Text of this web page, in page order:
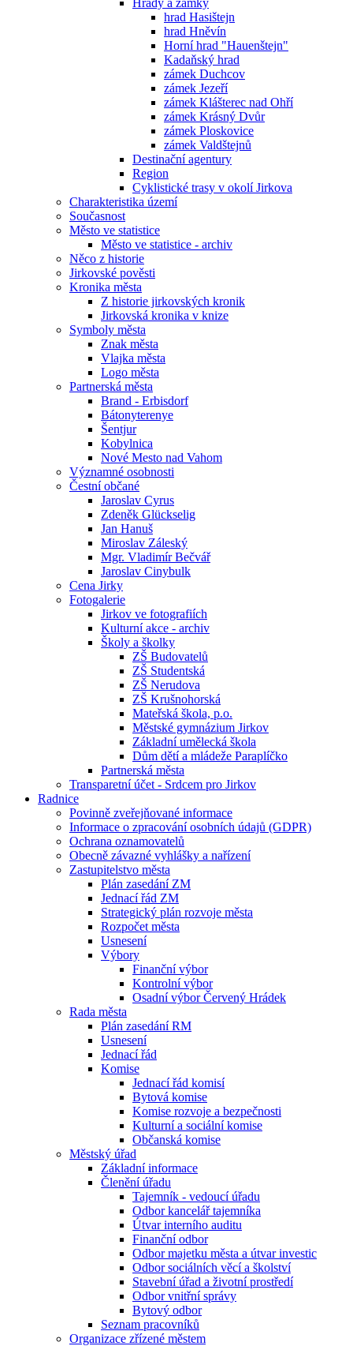
Hrady a zámky
hrad Hasištejn
hrad Hněvín
Horní hrad "Hauenštejn"
Kadaňský hrad
zámek Duchcov
zámek Jezeří
zámek Klášterec nad Ohří
zámek Krásný Dvůr
zámek Ploskovice
zámek Valdštejnů
Destinační agentury
Region
Cyklistické trasy v okolí Jirkova
Charakteristika území
Současnost
Město ve statistice
Město ve statistice - archiv
Něco z historie
Jirkovské pověsti
Kronika města
Z historie jirkovských kronik
Jirkovská kronika v knize
Symboly města
Znak města
Vlajka města
Logo města
Partnerská města
Brand - Erbisdorf
Bátonyterenye
Šentjur
Kobylnica
Nové Mesto nad Vahom
Významné osobnosti
Čestní občané
Jaroslav Cyrus
Zdeněk Glückselig
Jan Hanuš
Miroslav Záleský
Mgr. Vladimír Bečvář
Jaroslav Cinybulk
Cena Jirky
Fotogalerie
Jirkov ve fotografiích
Kulturní akce - archiv
Školy a školky
ZŠ Budovatelů
ZŠ Studentská
ZŠ Nerudova
ZŠ Krušnohorská
Mateřská škola, p.o.
Městské gymnázium Jirkov
Základní umělecká škola
Dům dětí a mládeže Paraplíčko
Partnerská města
Transparetní účet - Srdcem pro Jirkov
Radnice
Povinně zveřejňované informace
Informace o zpracování osobních údajů (GDPR)
Ochrana oznamovatelů
Obecně závazné vyhlášky a nařízení
Zastupitelstvo města
Plán zasedání ZM
Jednací řád ZM
Strategický plán rozvoje města
Rozpočet města
Usnesení
Výbory
Finanční výbor
Kontrolní výbor
Osadní výbor Červený Hrádek
Rada města
Plán zasedání RM
Usnesení
Jednací řád
Komise
Jednací řád komisí
Bytová komise
Komise rozvoje a bezpečnosti
Kulturní a sociální komise
Občanská komise
Městský úřad
Základní informace
Členění úřadu
Tajemník - vedoucí úřadu
Odbor kancelář tajemníka
Útvar interního auditu
Finanční odbor
Odbor majetku města a útvar investic
Odbor sociálních věcí a školství
Stavební úřad a životní prostředí
Odbor vnitřní správy
Bytový odbor
Seznam pracovníků
Organizace zřízené městem